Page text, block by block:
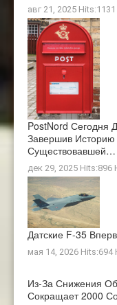
авг 21, 2025 Hits:1131
PostNord Сегодня
Завершив
Существовавшей…
дек 29, 2025 Hits:896
Датские F-35
мая 14, 2026 Hits:694
Из-За Снижения
Сокращает 2000